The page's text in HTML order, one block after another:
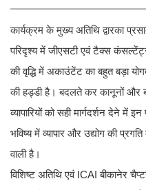
कार्यक्रम के मुख्य अतिथि द्वारका
परिदृश्य में जीएसटी एवं टैक्स
की वृद्धि में अकाउंटेंट का बहुत बड़ा
की हड्डी है। बदलते कर कानूनों और
व्यापारियों को सही मार्गदर्शन देने
भविष्य में व्यापार और उद्योग की
वाली है।
विशिष्ट अतिथि एवं ICAI बीकानेर